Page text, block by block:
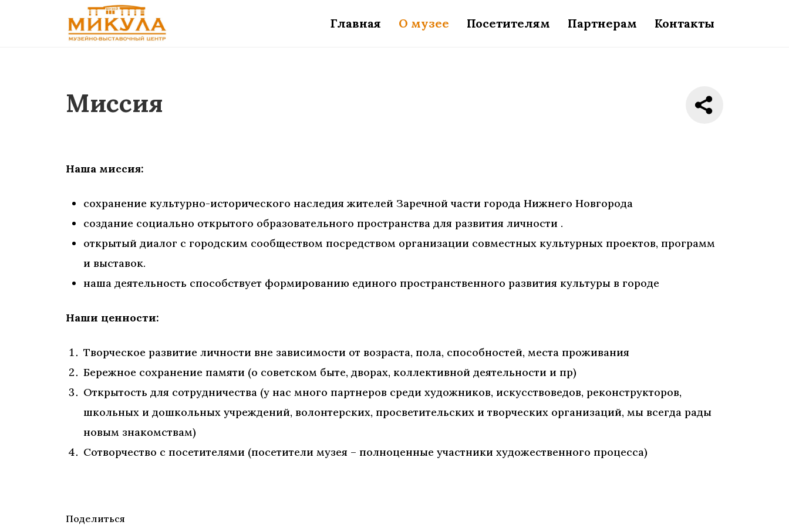
Главная О музее Посетителям Партнерам Контакты
Миссия
Наша миссия:
сохранение культурно-исторического наследия жителей Заречной части города Нижнего Новгорода
создание социально открытого образовательного пространства для развития личности .
открытый диалог с городским сообществом посредством организации совместных культурных проектов, программ
и выставок.
наша деятельность способствует формированию единого пространственного развития культуры в городе
Наши ценности:
Творческое развитие личности вне зависимости от возраста, пола, способностей, места проживания
Бережное сохранение памяти (о советском быте, дворах, коллективной деятельности и пр)
Открытость для сотрудничества (у нас много партнеров среди художников, искусствоведов, реконструкторов,
школьных и дошкольных учреждений, волонтерских, просветительских и творческих организаций, мы всегда рады
новым знакомствам)
Сотворчество с посетителями (посетители музея – полноценные участники художественного процесса)
Поделиться